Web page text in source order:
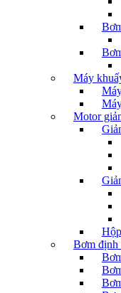
Máy
Motor
Bơm định